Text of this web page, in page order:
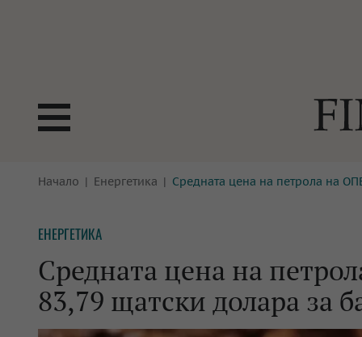
БОРСИ
КРИПТО
БАНКИ
ПАРИТЕ
ЗАСТРАХОВАНЕ
ИМОТИ
Начало Енергетика Средната цена на петрола на
ЕНЕРГЕТИКА
Средната цена на
83,79 щатски долара за